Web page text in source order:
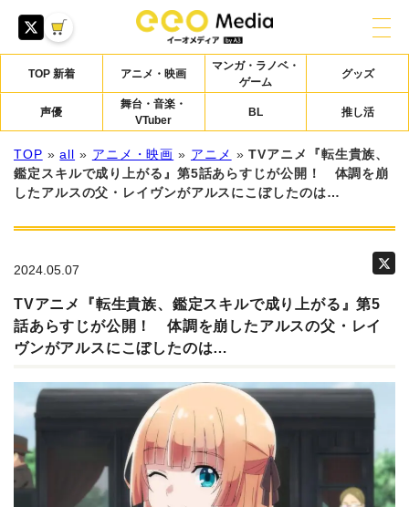
TOP 新着 アニメ・映画
マンガ・ラノベ・
ゲーム
グッズ
声優
舞台・音楽・
VTuber
BL 推し活
TOP »all » アニメ・映画 » アニメ »TVアニメ『転生貴族、
鑑定スキルで成り上がる』第5話あらすじが公開！ 体調を崩
したアルスの父・レイヴンがアルスにこぼしたのは…
2024.05.07
TVアニメ『転生貴族、鑑定スキルで成り上がる』第5
話あらすじが公開！ 体調を崩したアルスの父・レイ
ヴンがアルスにこぼしたのは…